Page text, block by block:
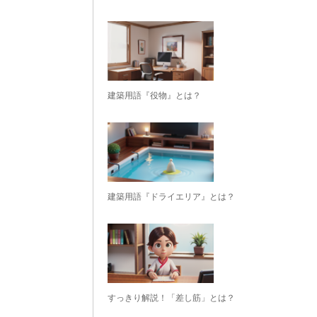
建築用語『役物』とは？
建築用語『ドライエリア』とは？
すっきり解説！「差し筋」とは？